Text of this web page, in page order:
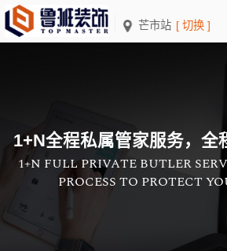
芒市站 [ 切换 ]
1+N全程私属管家服务，全
1+N FULL PRIVATE BUTLER
PROCESS TO PROTECT